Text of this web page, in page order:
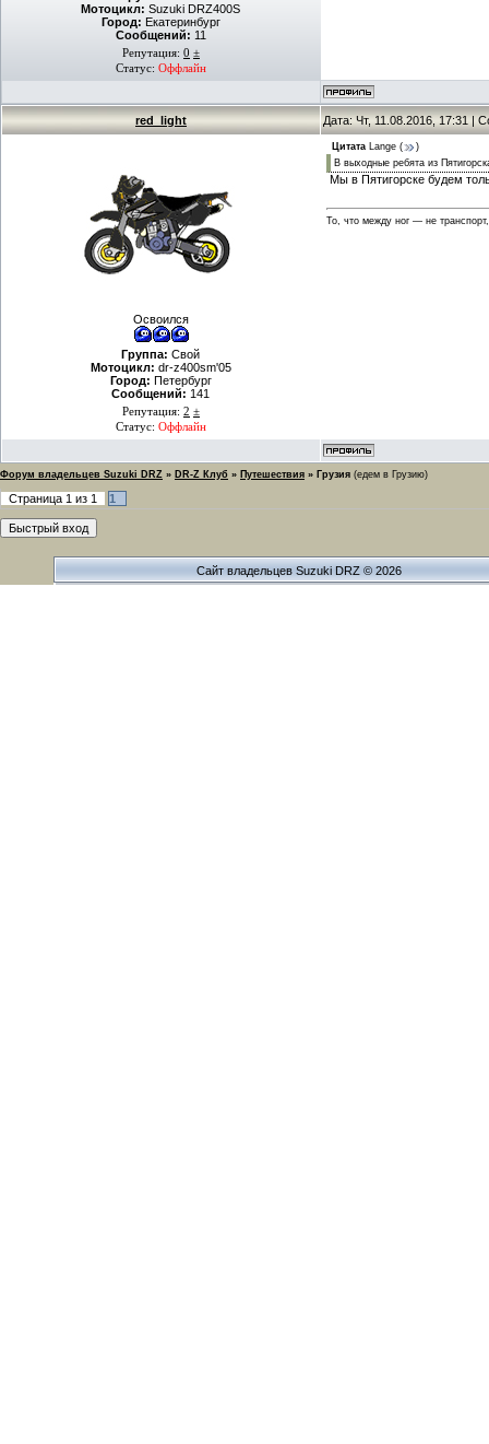
Мотоцикл: Suzuki DRZ400S
Город: Екатеринбург
Сообщений: 11
Репутация: 0 ±
Статус: Оффлайн
red_light Дата: Чт, 11.08.2016, 17:31 |
Освоился
Группа: Свой
Мотоцикл: dr-z400sm'05
Город: Петербург
Сообщений: 141
Репутация: 2 ±
Статус: Оффлайн
Цитата Lange (
)
В выходные ребята из
Мы в Пятигорске будем
То, что между ног — не
Форум владельцев Suzuki DRZ » DR-Z Клуб » Путешествия » Грузия (едем в Грузию)
Страница 1 из 1 1
Сайт владельцев Suzuki DRZ © 2026